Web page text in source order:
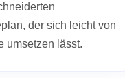
der sich leicht von
umsetzen lässt.